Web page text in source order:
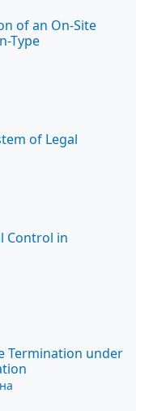
of an On-Site
Type
of Legal
Control in
Termination under